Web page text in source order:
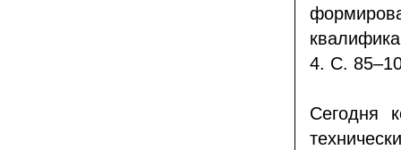
4. С.
Сегодня